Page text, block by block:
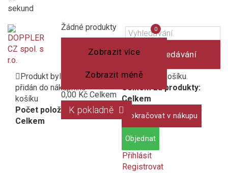
sekund
Vyhledávání
Košík
(prázdný)
Žádné produkty
Zobrazit více
Zobrazit méně
0,00 Kč Celkem
K pokladně
Produkt byl úspěšně
přidán do nákupního
košíku
Počet položek:
Celkem
1 produkt v košíku.
Celkem za produkty:
Celkem
Pokračovat v nákupu
Objednat
Přihlásit
Registrovat
Porovnání
produktů
0